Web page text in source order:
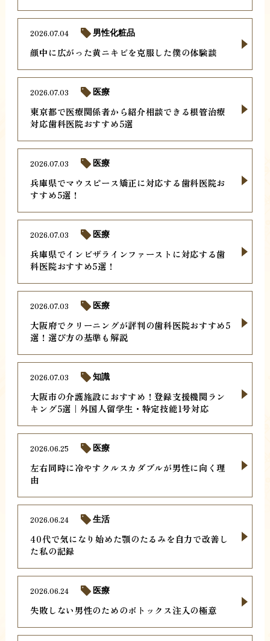
顔中に広がった黄ニキビを克服した僕の体験談
2026.07.04 男性化粧品
東京都で医療関係者から紹介相談できる根管治療
対応歯科医院おすすめ5選
2026.07.03 医療
兵庫県でマウスピース矯正に対応する歯科医院お
すすめ5選！
2026.07.03 医療
兵庫県でインビザラインファーストに対応する歯
科医院おすすめ5選！
2026.07.03 医療
大阪府でクリーニングが評判の歯科医院おすすめ5
選！選び方の基準も解説
2026.07.03 医療
大阪市の介護施設におすすめ！登録支援機関ラン
キング5選｜外国人留学生・特定技能1号対応
2026.07.03 知識
左右同時に冷やすクルスカダブルが男性に向く理
由
2026.06.25 医療
40代で気になり始めた顎のたるみを自力で改善し
た私の記録
2026.06.24 生活
失敗しない男性のためのボトックス注入の極意
2026.06.24 医療